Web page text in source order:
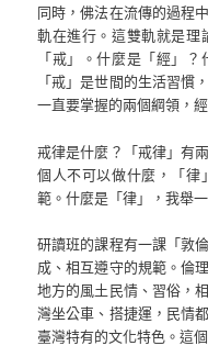
同時，佛法在流傳的過程
軌在進行。這雙軌就是理
「戒」。什麼是「經」
「戒」是世間的生活習慣
一直要掌握的兩個綱領，
戒律是什麼？「戒律」有
個人不可以做什麼，「律
範。什麼是「律」，我舉
研讀班的課程有一課「敦
成、相互遵守的規範。倫
地方的風土民情、習俗，
灣坐公車、搭捷運，民情
臺灣特有的文化特色。這